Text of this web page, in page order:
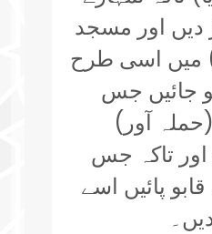
دیں اور مسجد
میں اسی طرح
جائیں جس
آور)
اور تاکہ جس
پائیں اسے